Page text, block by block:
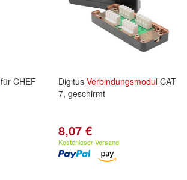
für CHEF
Digitus Verbindungsmodul CAT
7, geschirmt
8,07 €
Kostenloser Versand